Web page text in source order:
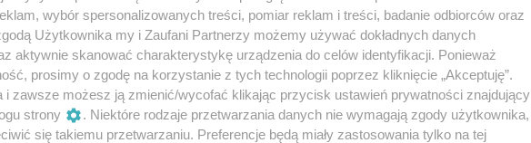
To tam zainscenizowaliśmy przyjęcie z udziałem Georga
tej rodziny, musiałam rozpisać sobie ich drzewo
kręcone m.in. w niemieckich kościołach w Boocku,
Muzycznej I stopnia w Szczecinie.
wybór spersonalizowanych treści, pomiar reklam i treści, badanie odbiorców oraz
Użytkownika my i Zaufani Partnerzy możemy używać dokładnych danych
aktywnie skanować charakterystykę urządzenia do celów identyfikacji. Ponieważ
prosimy o zgodę na korzystanie z tych technologii poprzez kliknięcie „Akceptuję”.
i zawsze możesz ją zmienić/wycofać klikając przycisk ustawień prywatności znajdujący
strony
. Niektóre rodzaje przetwarzania danych nie wymagają zgody użytkownika,
się takiemu przetwarzaniu. Preferencje będą miały zastosowania tylko na tej